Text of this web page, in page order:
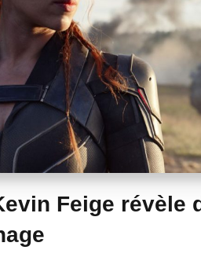
Feige révèle